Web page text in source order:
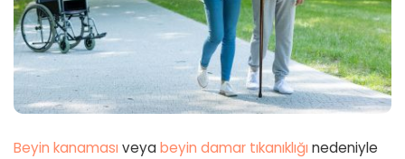
Beyin kanaması veya beyin damar tıkanıklığı nedeniyle